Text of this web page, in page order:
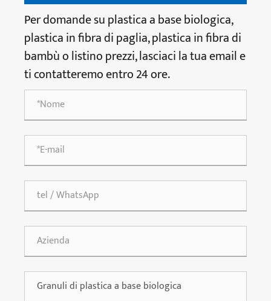
Per domande su plastica a base biologica,
plastica in fibra di paglia, plastica in fibra di
bambù o listino prezzi, lasciaci la tua email e
ti contatteremo entro 24 ore.